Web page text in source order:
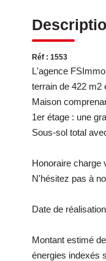
Réf : 1553
L'agence
terrain de 422 m2
Maison
1er étage : une
Sous-sol total
Honoraire charge
N'hésitez pas à
Date de
Montant estimé
énergies indexés